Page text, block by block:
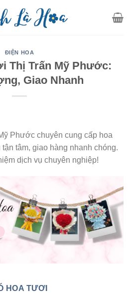
ĐIỆN HOA
Thị Trấn Mỹ Phước:
Giao Nhanh
Phước chuyên cung cấp hoa
tâm, giao hàng nhanh chóng.
dịch vụ chuyên nghiệp!
HOA TƯƠI